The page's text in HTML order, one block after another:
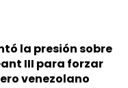
la presión sobre
III para forzar
venezolano